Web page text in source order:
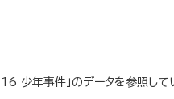
少年事件」のデータを参照して